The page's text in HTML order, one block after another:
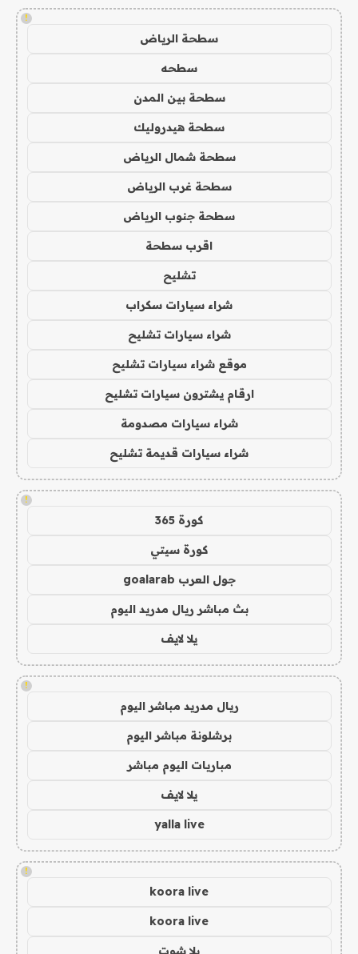
!
سطحة الرياض
سطحه
سطحة بين المدن
سطحة هيدروليك
سطحة شمال الرياض
سطحة غرب الرياض
سطحة جنوب الرياض
اقرب سطحة
تشليح
شراء سيارات سكراب
شراء سيارات تشليح
موقع شراء سيارات تشليح
ارقام يشترون سيارات تشليح
شراء سيارات مصدومة
شراء سيارات قديمة تشليح
!
كورة 365
كورة سيتي
جول العرب goalarab
بث مباشر ريال مدريد اليوم
يلا لايف
!
ريال مدريد مباشر اليوم
برشلونة مباشر اليوم
مباريات اليوم مباشر
يلا لايف
yalla live
!
koora live
koora live
يلا شوت